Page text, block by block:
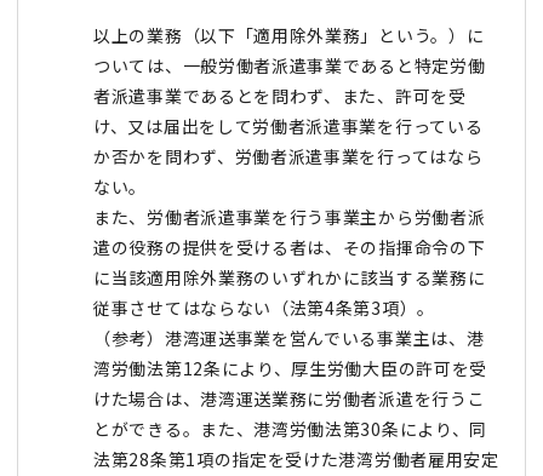
以上の業務（以下「適用除外業務」という。）に
ついては、一般労働者派遣事業であると特定労働
者派遣事業であるとを問わず、また、許可を受
け、又は届出をして労働者派遣事業を行っている
か否かを問わず、労働者派遣事業を行ってはなら
ない。
また、労働者派遣事業を行う事業主から労働者派
遣の役務の提供を受ける者は、その指揮命令の下
に当該適用除外業務のいずれかに該当する業務に
従事させてはならない（法第4条第3項）。
（参考）港湾運送事業を営んでいる事業主は、港
湾労働法第12条により、厚生労働大臣の許可を受
けた場合は、港湾運送業務に労働者派遣を行うこ
とができる。また、港湾労働法第30条により、同
法第28条第1項の指定を受けた港湾労働者雇用安定